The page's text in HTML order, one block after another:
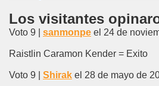
Los visitantes
Voto 9 | sanmonpe el 24 de
Raistlin Caramon Kender = Exito
Voto 9 | Shirak el 28 de mayo de